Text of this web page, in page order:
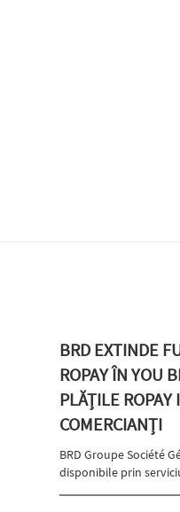
BRD EXTINDE
ROPAY ÎN YOU
PLĂȚILE ROPAY
COMERCIANȚI
BRD Groupe Société
disponibile prin